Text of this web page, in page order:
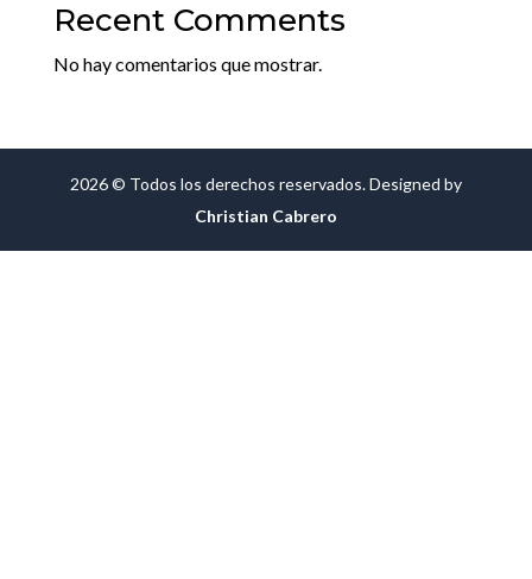
Recent Comments
No hay comentarios que mostrar.
2026 © Todos los derechos reservados. Designed by
Christian Cabrero